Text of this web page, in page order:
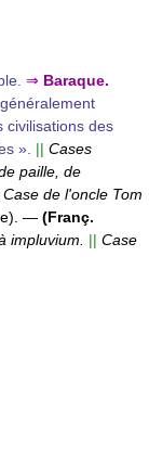
⇒ Baraque.
civilisations des
». || Cases
paille, de
de l'oncle Tom
— (Franç.
impluvium. || Case